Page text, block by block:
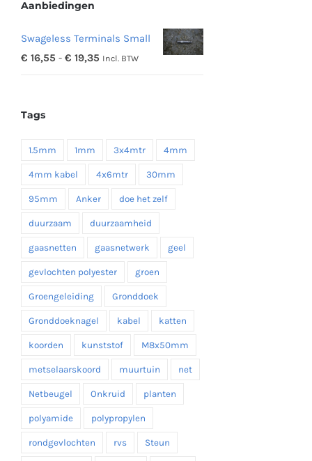
Aanbiedingen
Swageless Terminals Small
€ 16,55 - € 19,35 Prijsklasse:
Incl. BTW
Tags
1.5mm 1mm 3x4mtr 4mm
4mm kabel 4x6mtr 30mm
95mm Anker doe het zelf
duurzaam duurzaamheid
gaasnetten gaasnetwerk geel
gevlochten polyester groen
Groengeleiding Gronddoek
Gronddoeknagel kabel katten
koorden kunststof M8x50mm
metselaarskoord muurtuin net
Netbeugel Onkruid planten
polyamide polypropylen
rondgevlochten rvs Steun